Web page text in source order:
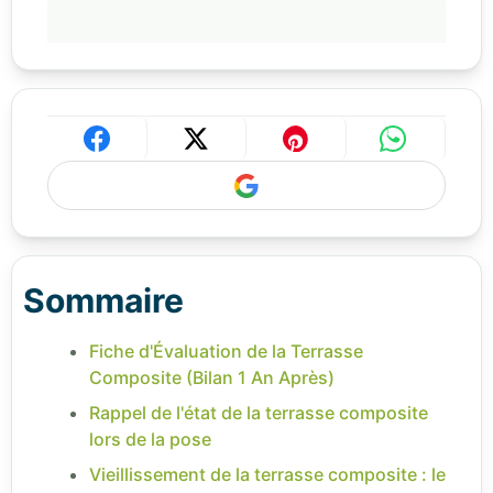
Sommaire
Fiche d'Évaluation de la Terrasse
Composite (Bilan 1 An Après)
Rappel de l'état de la terrasse composite
lors de la pose
Vieillissement de la terrasse composite : le